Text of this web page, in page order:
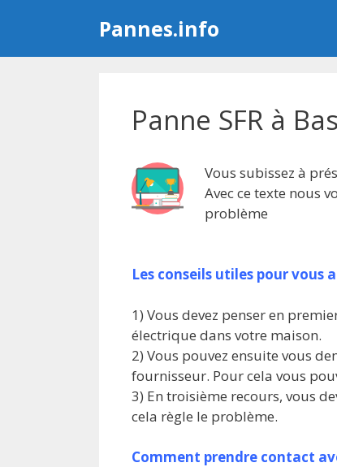
Pannes.info
Panne SFR à
Vous subissez à
Avec ce texte nous
problème
Les conseils utiles pour vous
1) Vous devez penser en
électrique dans votre maison.
2) Vous pouvez ensuite vous
fournisseur. Pour cela vous
3) En troisième recours, vous
cela règle le problème.
Comment prendre contact